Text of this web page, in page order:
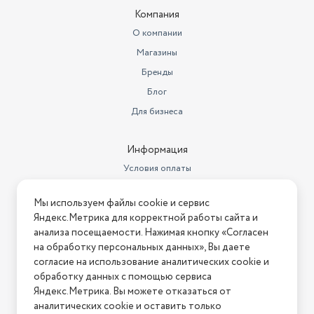
Морозильный ларь;
белый
механическое
100
1 год
Стеклянная крышка
нет
Длина товара в упаковке, в
метрах
0.58
Ширина товара в упаковке, в
метрах
0.47
Высота товара в упаковке, в
Компания
О компании
Магазины
Бренды
Блог
Для бизнеса
Информация
Условия оплаты
Условия возврата
Нашли ошибку на сайте? Напишите нам
2026 © Интернет-магазин "АстМаркет". У нас есть всё!
Политика конфиденциальности
Мы используем файлы cookie и сервис
Яндекс.Метрика для корректной работы сайта и
анализа посещаемости. Нажимая кнопку «Согласен
на обработку персональных данных», Вы даете
согласие на использование аналитических cookie и
обработку данных с помощью сервиса
Яндекс.Метрика. Вы можете отказаться от
аналитических cookie и оставить только